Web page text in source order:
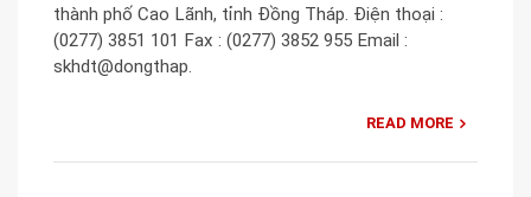
thành phố Cao Lãnh, tỉnh Đồng Tháp. Điện thoại :
(0277) 3851 101 Fax : (0277) 3852 955 Email :
skhdt@dongthap.
READ MORE